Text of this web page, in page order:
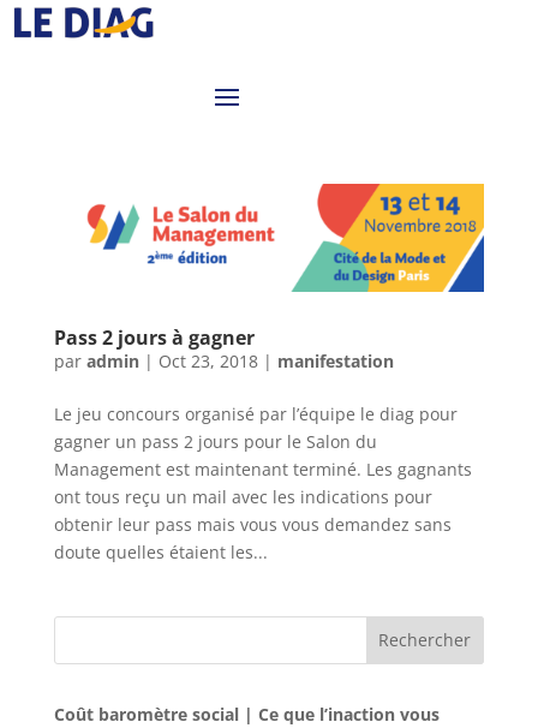
Pass 2 jours à gagner
par admin| Oct 23, 2018| manifestation
Le jeu concours organisé par l’équipe le diag pour
gagner un pass 2 jours pour le Salon du
Management est maintenant terminé. Les gagnants
ont tous reçu un mail avec les indications pour
obtenir leur pass mais vous vous demandez sans
doute quelles étaient les...
Rechercher
Coût baromètre social | Ce que l’inaction vous